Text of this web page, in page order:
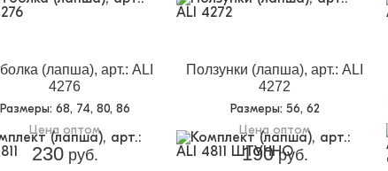
(лапша), арт.: ALI
4276
Размеры: 68, 74, 80, 86
Цена оптом
230руб.
Ползунки (лапша), арт.: ALI
4272
Размеры: 56, 62
Цена оптом
190руб.